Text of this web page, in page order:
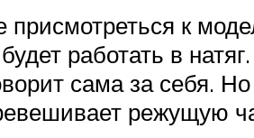
к
работать в натяг.
сама за себя.
режущую